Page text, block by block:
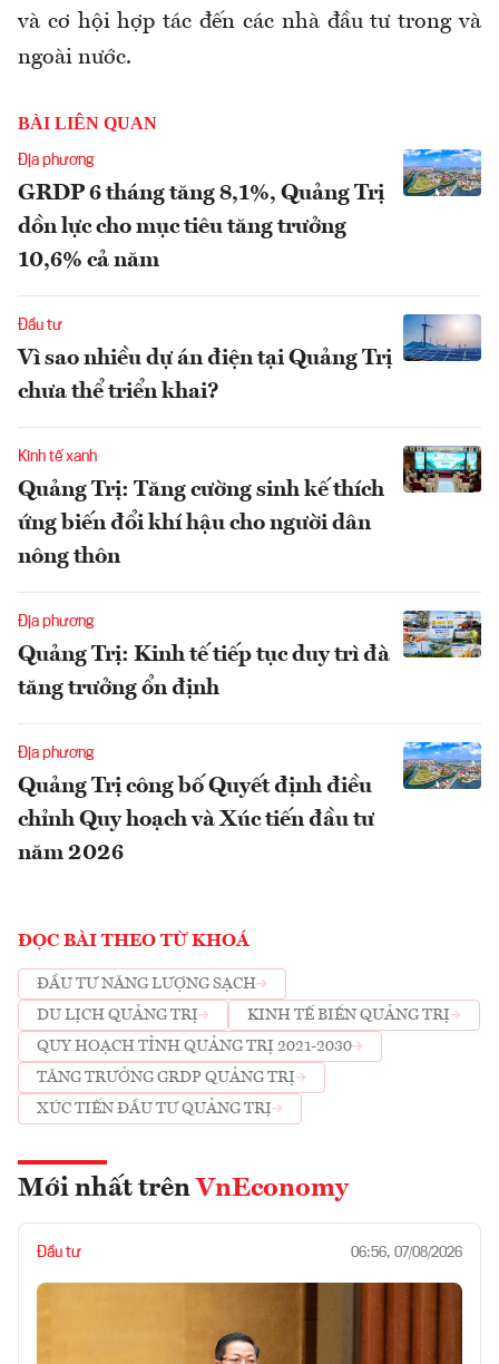
và cơ hội hợp tác đến các nhà đầu tư trong và
ngoài nước.
BÀI LIÊN QUAN
Địa phương
GRDP 6 tháng tăng 8,1%, Quảng Trị
dồn lực cho mục tiêu tăng trưởng
10,6% cả năm
Đầu tư
Vì sao nhiều dự án điện tại Quảng Trị
chưa thể triển khai?
Kinh tế xanh
Quảng Trị: Tăng cường sinh kế thích
ứng biến đổi khí hậu cho người dân
nông thôn
Địa phương
Quảng Trị: Kinh tế tiếp tục duy trì đà
tăng trưởng ổn định
Địa phương
Quảng Trị công bố Quyết định điều
chỉnh Quy hoạch và Xúc tiến đầu tư
năm 2026
ĐỌC BÀI THEO TỪ KHOÁ
ĐẦU TƯ NĂNG LƯỢNG SẠCH
DU LỊCH QUẢNG TRỊ
KINH TẾ BIỂN QUẢNG TRỊ
QUY HOẠCH TỈNH QUẢNG TRỊ 2021-2030
TĂNG TRƯỞNG GRDP QUẢNG TRỊ
XÚC TIẾN ĐẦU TƯ QUẢNG TRỊ
Mới nhất trên VnEconomy
Đầu tư 06:56, 07/08/2026